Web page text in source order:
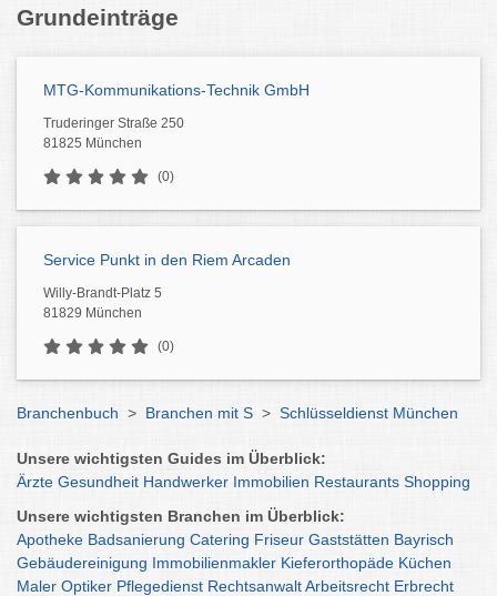
Grundeinträge
MTG-Kommunikations-Technik GmbH
Truderinger Straße 250
81825 München
(0)
Service Punkt in den Riem Arcaden
Willy-Brandt-Platz 5
81829 München
(0)
Branchenbuch > Branchen mit S > Schlüsseldienst München
Unsere wichtigsten Guides im Überblick:
Ärzte Gesundheit Handwerker Immobilien Restaurants Shopping
Unsere wichtigsten Branchen im Überblick:
Apotheke Badsanierung Catering Friseur Gaststätten Bayrisch
Gebäudereinigung Immobilienmakler Kieferorthopäde Küchen
Maler Optiker Pflegedienst RechtsanwaltArbeitsrecht Erbrecht